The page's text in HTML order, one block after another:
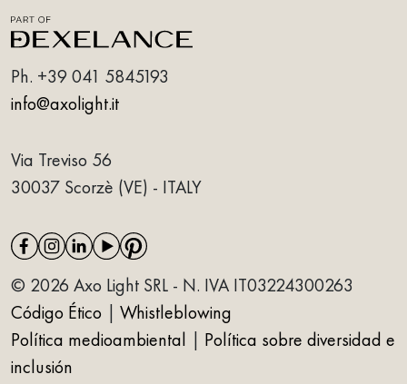
Ph. +39 041 5845193
info@axolight.it
Via Treviso 56
30037 Scorzè (VE) - ITALY
© 2026 Axo Light SRL - N. IVA IT03224300263
Código Ético | Whistleblowing
Política medioambiental | Política sobre diversidad e
inclusión